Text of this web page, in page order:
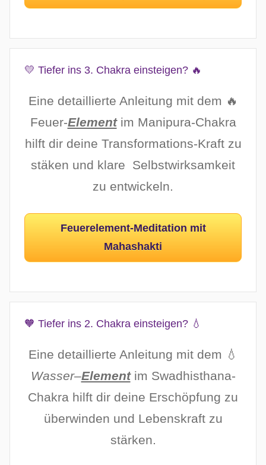
💛 Tiefer ins 3. Chakra einsteigen? 🔥
Eine detaillierte Anleitung mit dem 🔥
Feuer-Elementim Manipura-Chakra
hilft dir deine Transformations-Kraft zu
stäken und klare Selbstwirksamkeit
zu entwickeln.
Feuerelement-Meditation mit
Mahashakti
🧡 Tiefer ins 2. Chakra einsteigen? 💧
Eine detaillierte Anleitung mit dem 💧
Wasser–Elementim Swadhisthana-
Chakra hilft dir deine Erschöpfung zu
überwinden und Lebenskraft zu
stärken.